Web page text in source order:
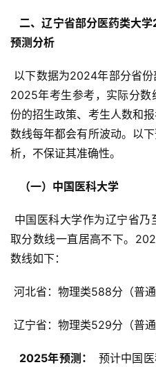
二、辽宁省部分医药类
预测分析
2025年考生参考，实际分数
份的招生政策、考生人数和
数线每年都会有所波动。以
析，不保证其准确性。
  （一）中国医科大学
取分数线一直居高不下。
数线如下：
河北省：物理类588分（普通
辽宁省：物理类529分（普通
  2025年预测：
预计中国